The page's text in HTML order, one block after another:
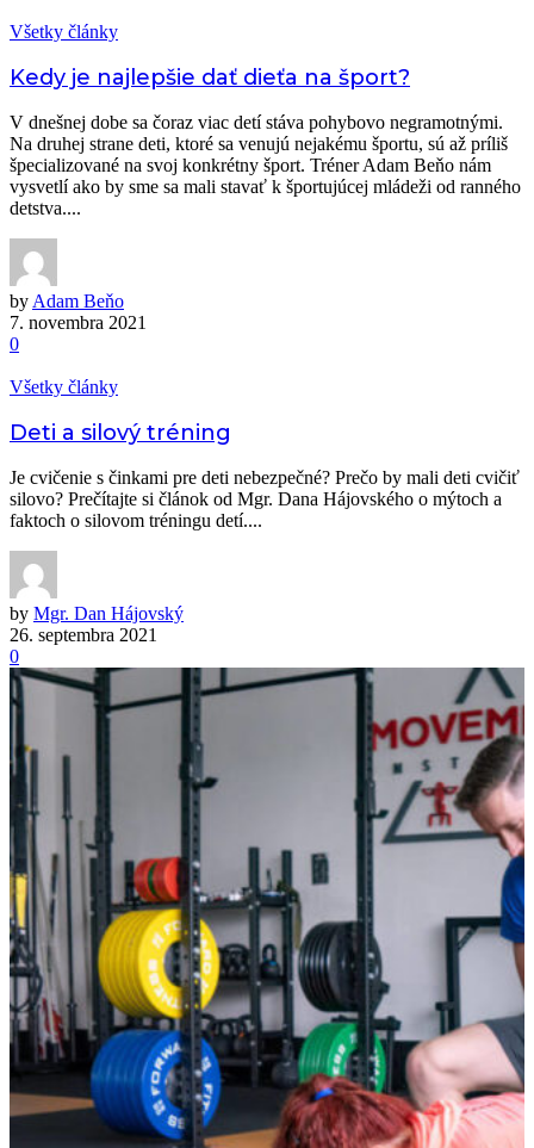
Všetky články
Kedy je najlepšie dať dieťa na šport?
V dnešnej dobe sa čoraz viac detí stáva pohybovo negramotnými.
Na druhej strane deti, ktoré sa venujú nejakému športu, sú až príliš
špecializované na svoj konkrétny šport. Tréner Adam Beňo nám
vysvetlí ako by sme sa mali stavať k športujúcej mládeži od ranného
detstva....
by Adam Beňo
7. novembra 2021
0
Všetky články
Deti a silový tréning
Je cvičenie s činkami pre deti nebezpečné? Prečo by mali deti cvičiť
silovo? Prečítajte si článok od Mgr. Dana Hájovského o mýtoch a
faktoch o silovom tréningu detí....
by Mgr. Dan Hájovský
26. septembra 2021
0